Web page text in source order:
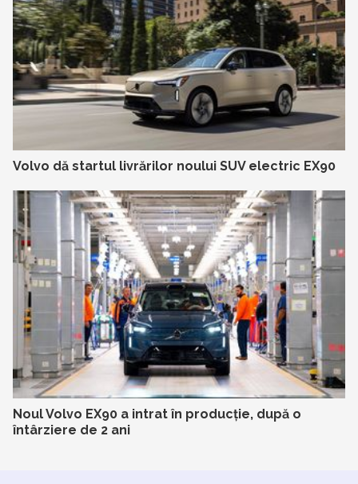
Volvo dă startul livrărilor noului SUV electric EX90
Noul Volvo EX90 a intrat în producție, după o
întârziere de 2 ani